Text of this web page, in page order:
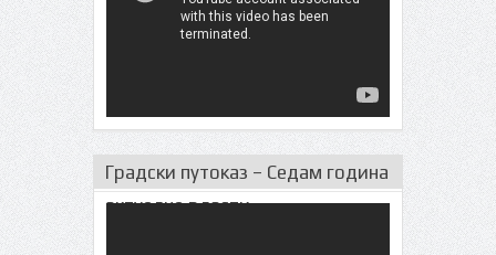
Градски путоказ – Седам година
актуeлне власти